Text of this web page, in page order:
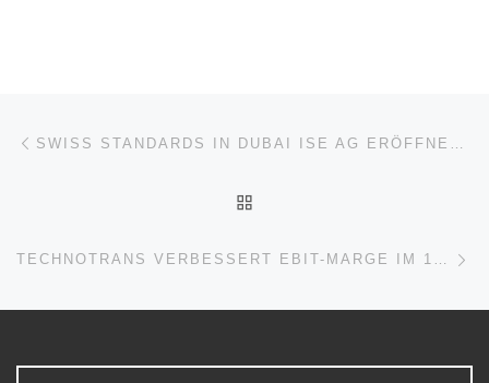
Beitragsnavigation
TECHNOTRANS VERBESSERT EBIT-MARGE IM 1. QUARTAL 2026 TROTZ ANSPRUCHSVOLLEM MARKTUMFELD UND BESTÄTIGT PROGNOSE